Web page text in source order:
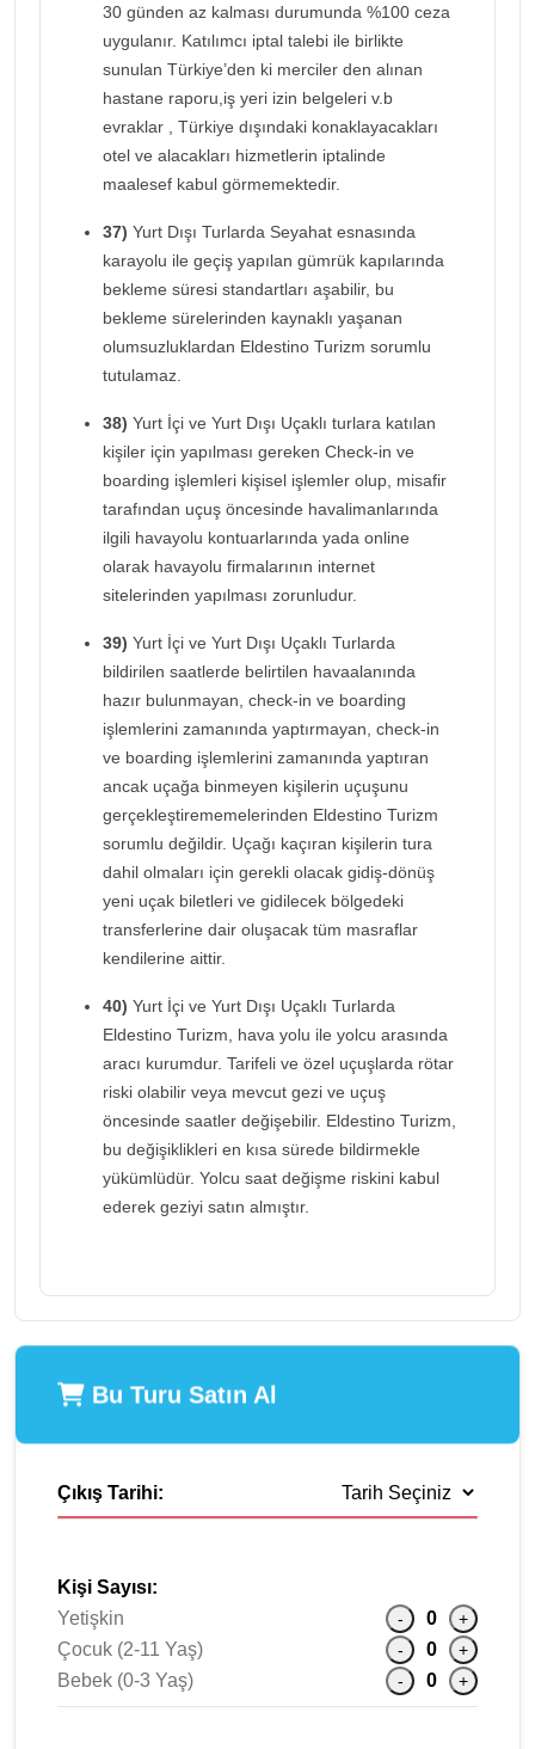
30 günden az kalması durumunda %100 ceza
uygulanır. Katılımcı iptal talebi ile birlikte
sunulan Türkiye’den ki merciler den alınan
hastane raporu,iş yeri izin belgeleri v.b
evraklar , Türkiye dışındaki konaklayacakları
otel ve alacakları hizmetlerin iptalinde
maalesef kabul görmemektedir.
37) Yurt Dışı Turlarda Seyahat esnasında
karayolu ile geçiş yapılan gümrük kapılarında
bekleme süresi standartları aşabilir, bu
bekleme sürelerinden kaynaklı yaşanan
olumsuzluklardan Eldestino Turizm sorumlu
tutulamaz.
38) Yurt İçi ve Yurt Dışı Uçaklı turlara katılan
kişiler için yapılması gereken Check-in ve
boarding işlemleri kişisel işlemler olup, misafir
tarafından uçuş öncesinde havalimanlarında
ilgili havayolu kontuarlarında yada online
olarak havayolu firmalarının internet
sitelerinden yapılması zorunludur.
39) Yurt İçi ve Yurt Dışı Uçaklı Turlarda
bildirilen saatlerde belirtilen havaalanında
hazır bulunmayan, check-in ve boarding
işlemlerini zamanında yaptırmayan, check-in
ve boarding işlemlerini zamanında yaptıran
ancak uçağa binmeyen kişilerin uçuşunu
gerçekleştirememelerinden Eldestino Turizm
sorumlu değildir. Uçağı kaçıran kişilerin tura
dahil olmaları için gerekli olacak gidiş-dönüş
yeni uçak biletleri ve gidilecek bölgedeki
transferlerine dair oluşacak tüm masraflar
kendilerine aittir.
40) Yurt İçi ve Yurt Dışı Uçaklı Turlarda
Eldestino Turizm, hava yolu ile yolcu arasında
aracı kurumdur. Tarifeli ve özel uçuşlarda rötar
riski olabilir veya mevcut gezi ve uçuş
öncesinde saatler değişebilir. Eldestino Turizm,
bu değişiklikleri en kısa sürede bildirmekle
yükümlüdür. Yolcu saat değişme riskini kabul
ederek geziyi satın almıştır.
Bu Turu Satın Al
Çıkış Tarihi:
Kişi Sayısı:
Yetişkin
- 0 +
Çocuk (2-11 Yaş) - 0 +
Bebek (0-3 Yaş) - 0 +